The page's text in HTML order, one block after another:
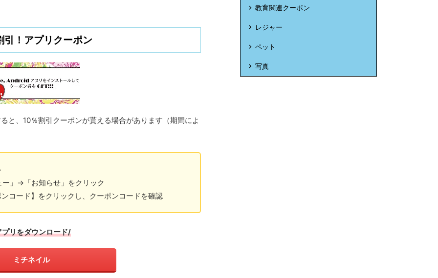
引！アプリクーポン
と、10％割引クーポンが貰える場合があります（期間によ
」→「お知らせ」をクリック
コード】をクリックし、クーポンコードを確認
リをダウンロード/
ミチネイル
教育関連クーポン
レジャー
ペット
写真